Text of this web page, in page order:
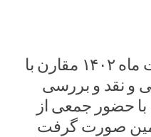
در روز دوازدهم اردیبهشت ماه ۱۴۰۲ مقارن با
و نقد و بررسی
با حضور جمعی از
صورت گرفت